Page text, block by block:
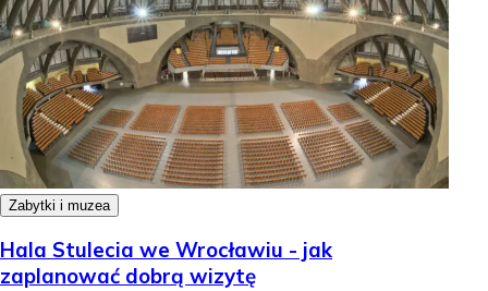
Zabytki i muzea
Hala Stulecia we Wrocławiu - jak
zaplanować dobrą wizytę